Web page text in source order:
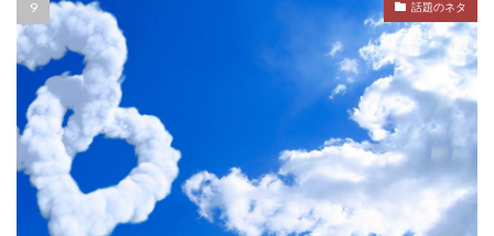
話題のネタ